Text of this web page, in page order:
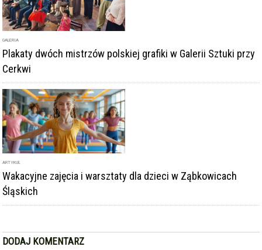
GALERIA
Plakaty dwóch mistrzów polskiej grafiki w Galerii Sztuki przy
Cerkwi
ARTYKUŁ
Wakacyjne zajęcia i warsztaty dla dzieci w Ząbkowicach
Śląskich
DODAJ KOMENTARZ